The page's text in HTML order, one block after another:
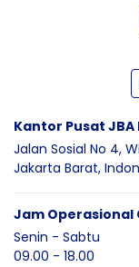
Kantor Pusat
Jalan Sosial No 4,
Jakarta Barat,
Jam Operasional
Senin - Sabtu
09.00 - 18.00